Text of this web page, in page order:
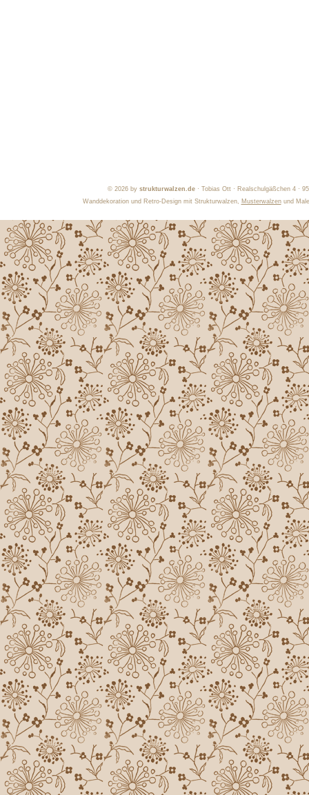
© 2026 by strukturwalzen.de · Tobias Ott · Realschulgäßchen 4 ·
Wanddekoration und Retro-Design mit Strukturwalzen,
Musterwalzenund